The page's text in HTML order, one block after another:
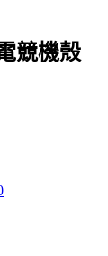
競機殼